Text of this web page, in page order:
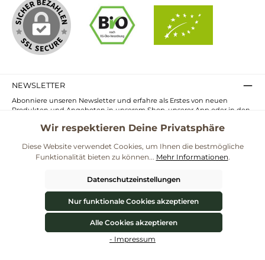
NEWSLETTER
Abonniere unseren Newsletter und erfahre als Erstes von neuen
Produkten und Angeboten in unserem Shop, unserer App oder in den
Mail-
UNSERE COMMUNITIES
Mama & Kind Themenwelt Darmgesundheit
**Kostenloser Versand ab 59€ nur mit einem pro.bio MARKT Kundenkonto * Alle
Werkzeugleiste anzeigen
Wir respektieren Deine Privatsphäre
Diese Website verwendet Cookies, um Ihnen die bestmögliche
Funktionalität bieten zu können... Mehr Informationen.
Datenschutzeinstellungen
Nur funktionale Cookies akzeptieren
Alle Cookies akzeptieren
- Impressum